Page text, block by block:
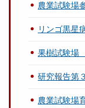
農業試験場
リンゴ黒星
果樹試験場
研究報告第
農業試験場